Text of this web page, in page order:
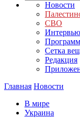
Новости
СВО
Интервью
Сетка
Редакция
Главная Новости
В мире
Украина